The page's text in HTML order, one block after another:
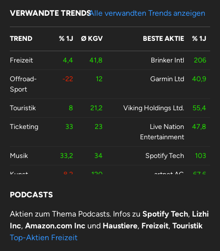
VERWANDTE TRENDS
TREND % 1J Ø KGV BESTE AKTIE % 1J
Freizeit 4,4 41,8 Brinker Intl 206
Offroad-
Sport
-22 12 Garmin Ltd 40,9
Touristik 8 21,2 Viking Holdings Ltd. 55,4
Ticketing 33 23
Live Nation
Entertainment
47,8
Musik 33,2 34 Spotify Tech 103
Kunst -8,2 120 artnet AG 67,6
Alle verwandten Trends anzeigen
PODCASTS
Aktien zum Thema Podcasts. Infos zu Spotify Tech, Lizhi
Inc, Amazon.com Inc und Haustiere, Freizeit, Touristik
Top-Aktien Freizeit